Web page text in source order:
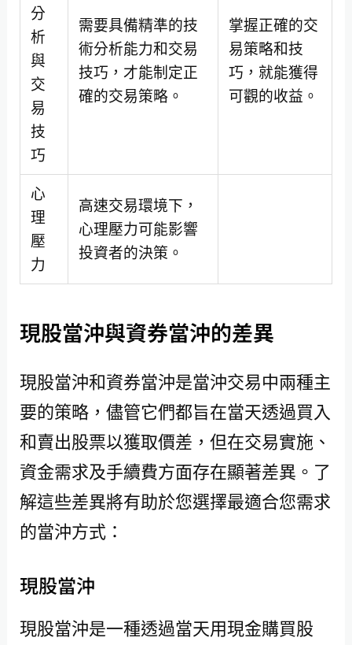
分
析
與
交
易
技
巧
需要具備精準的技
術分析能力和交易
技巧，才能制定正
確的交易策略。
掌握正確的交
易策略和技
巧，就能獲得
可觀的收益。
心
理
壓
力
高速交易環境下，
心理壓力可能影響
投資者的決策。
現股當沖與資券當沖的差異
現股當沖和資券當沖是當沖交易中兩種主
要的策略，儘管它們都旨在當天透過買入
和賣出股票以獲取價差，但在交易實施、
資金需求及手續費方面存在顯著差異。了
解這些差異將有助於您選擇最適合您需求
的當沖方式：
現股當沖
現股當沖是一種透過當天用現金購買股